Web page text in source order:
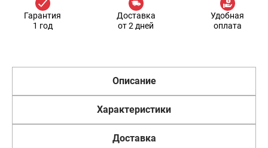
Гарантия
1 год
Доставка
от 2 дней
Удобная
оплата
Описание
Характеристики
Доставка